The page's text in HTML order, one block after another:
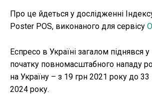
Про це йдеться у дослідженні
Poster POS, виконаного для сервісу
Еспресо в Україні загалом піднявся у
початку повномасштабного нападу
на Україну – з 19 грн 2021 року до 33
2024 року.